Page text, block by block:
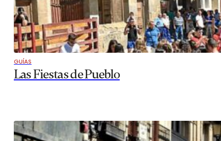
GUÍAS
Las Fiestas de Pueblo